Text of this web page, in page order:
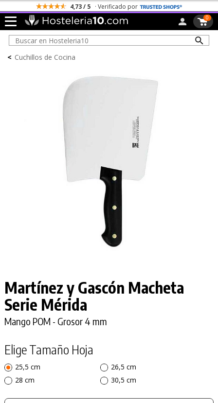
4,73 / 5 · Verificado por
0
< Cuchillos de Cocina
Martínez y Gascón Macheta
Serie Mérida
Mango POM - Grosor 4 mm
Elige Tamaño Hoja
25,5 cm
26,5 cm
28 cm
30,5 cm